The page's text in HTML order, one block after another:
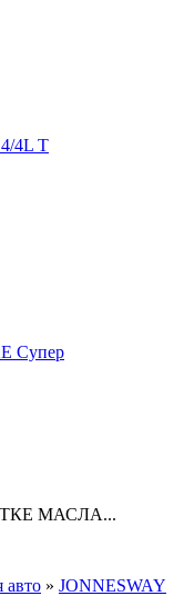
4L T
Супер
МАСЛА...
авто » JONNESWAY